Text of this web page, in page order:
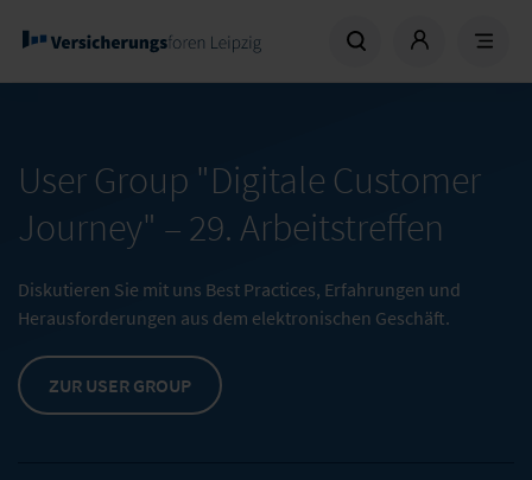
User Group "Digitale Customer
Journey" – 29. Arbeitstreffen
Diskutieren Sie mit uns Best Practices, Erfahrungen und
Herausforderungen aus dem elektronischen Geschäft.
ZUR USER GROUP